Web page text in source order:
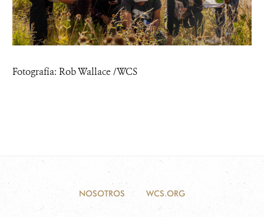
Fotografía: Rob Wallace /WCS
NOSOTROS WCS.ORG